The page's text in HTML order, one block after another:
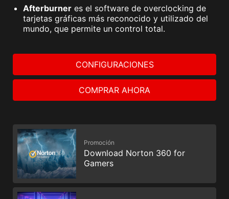
Afterburner es el software de overclocking de
tarjetas gráficas más reconocido y utilizado del
mundo, que permite un control total.
CONFIGURACIONES
COMPRAR AHORA
Promoción
Download Norton 360 for
Gamers